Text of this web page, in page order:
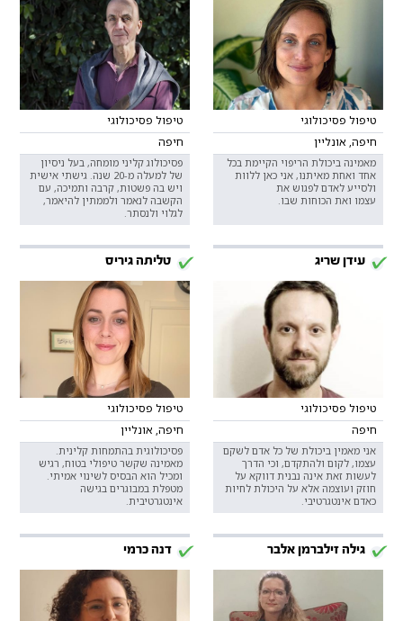
טיפול פסיכולוגי
חיפה, אונליין
מאמינה ביכולת הריפוי הקיימת בכל
אחד ואחת מאיתנו, אני כאן ללוות
ולסייע לאדם לפגוש את
עצמו ואת הכוחות שבו.
טיפול פסיכולוגי
חיפה
פסיכולוג קליני מומחה, בעל ניסיון
של למעלה מ-20 שנה. גישתי אישית
ויש בה פשטות, קרבה ותמיכה, עם
הקשבה לנאמר ולממתין להיאמר,
לגלוי ולנסתר.
עידן שריג
טיפול פסיכולוגי
חיפה
אני מאמין ביכולת של כל אדם לשקם
עצמו, לקום ולהתקדם, וכי הדרך
לעשות זאת אינה נבנית דווקא על
חוזק ועוצמה אלא על היכולת לחיות
כאדם אינטגרטיבי.
טליתה גיריס
טיפול פסיכולוגי
חיפה, אונליין
פסיכולוגית בהתמחות קלינית.
מאמינה שקשר טיפולי בטוח, רגיש
ומכיל הוא הבסיס לשינוי אמיתי.
מטפלת במבוגרים בגישה
אינטגרטיבית.
גילה זילברמן אלבר דנה כרמי